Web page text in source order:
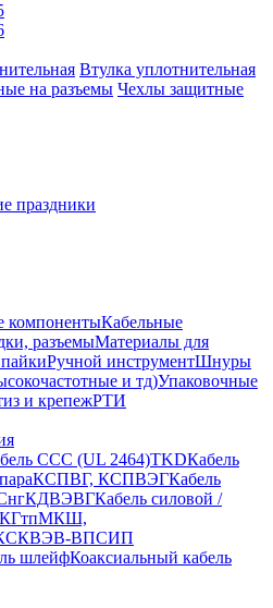
Втулка уплотнительная
Чехлы защитные
праздники
компонентыКабельные
разъемыМатериалы для
Ручной инструментШнуры
и тд)Упаковочные
и крепежРТИ
CCC (UL 2464)TKDКабель
КСПВГ, КСПВЭГКабель
КДВЭВГКабель силовой /
КГтпМКШ,
ВПСИП
шлейфКоаксиальный кабель